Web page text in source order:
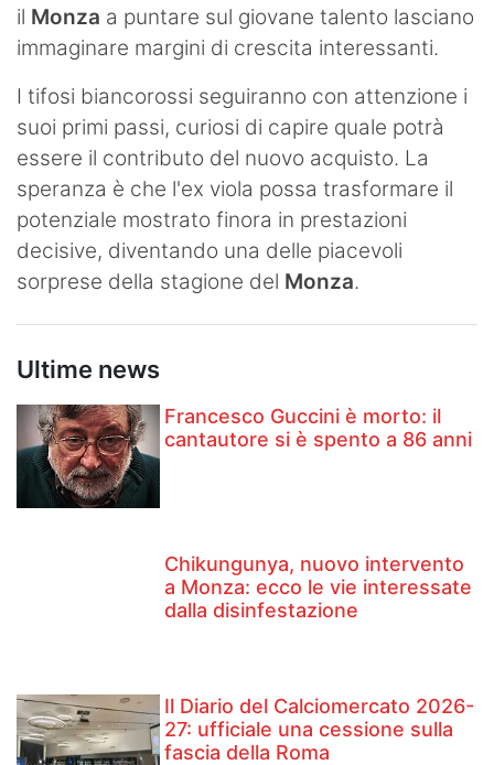
il Monza a puntare sul giovane talento lasciano
immaginare margini di crescita interessanti.
I tifosi biancorossi seguiranno con attenzione i
suoi primi passi, curiosi di capire quale potrà
essere il contributo del nuovo acquisto. La
speranza è che l'ex viola possa trasformare il
potenziale mostrato finora in prestazioni
decisive, diventando una delle piacevoli
sorprese della stagione del Monza.
Ultime news
Francesco Guccini è morto: il
cantautore si è spento a 86 anni
Chikungunya, nuovo intervento
a Monza: ecco le vie interessate
dalla disinfestazione
Il Diario del Calciomercato 2026-
27: ufficiale una cessione sulla
fascia della Roma